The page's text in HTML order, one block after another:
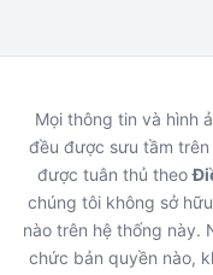
Mọi thông tin và hình
đều được sưu tầm
được tuân thủ theo
chúng tôi không sở
nào trên hệ thống này.
chức bản quyền nào,